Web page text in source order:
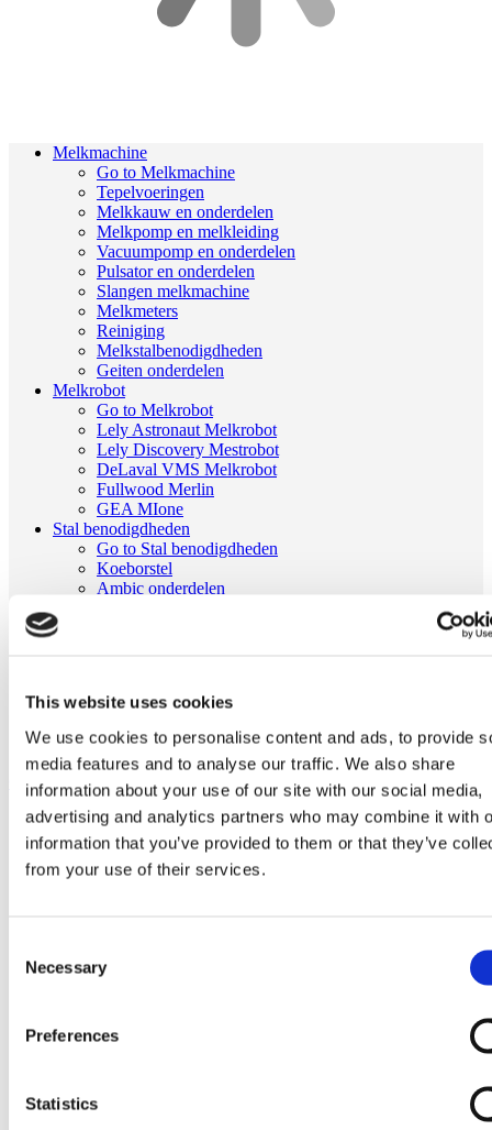
This website uses cookies
We use cookies to personalise content and ads, to provide
media features and to analyse our traffic. We also share
information about your use of our site with our social media,
advertising and analytics partners who may combine it with
information that you’ve provided to them or that they’ve
from your use of their services.
Selection
Necessary
Preferences
Statistics
Melkmachine
Go to Melkmachine
Tepelvoeringen
Melkkauw en onderdelen
Melkpomp en melkleiding
Vacuumpomp en onderdelen
Pulsator en onderdelen
Slangen melkmachine
Melkmeters
Reiniging
Melkstalbenodigdheden
Geiten onderdelen
Melkrobot
Go to Melkrobot
Lely Astronaut Melkrobot
Lely Discovery Mestrobot
DeLaval VMS Melkrobot
Fullwood Merlin
GEA MIone
Stal benodigdheden
Go to Stal benodigdheden
Koeborstel
Ambic onderdelen
Melkmachine
Tepelvoeringbeker passend voor DeLaval 961404-01 Almatic
Ga naar het einde van de afbeeldingen-gallerij